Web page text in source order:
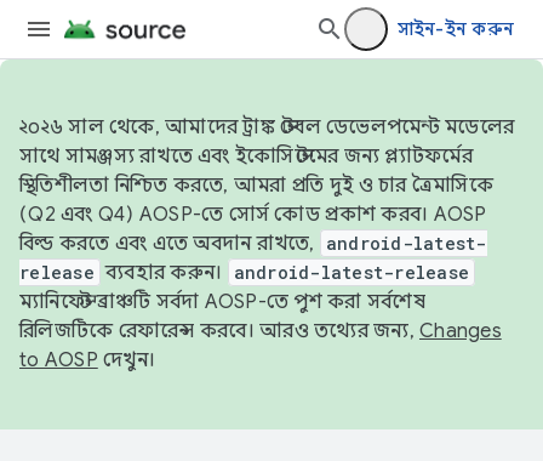
সাইন-ইন করুন
২০২৬ সাল থেকে, আমাদের ট্রাঙ্ক স্টেবল ডেভেলপমেন্ট মডেলের
সাথে সামঞ্জস্য রাখতে এবং ইকোসিস্টেমের জন্য প্ল্যাটফর্মের
স্থিতিশীলতা নিশ্চিত করতে, আমরা প্রতি দুই ও চার ত্রৈমাসিকে
(Q2 এবং Q4) AOSP-তে সোর্স কোড প্রকাশ করব। AOSP
বিল্ড করতে এবং এতে অবদান রাখতে,
android-latest-
release ব্যবহার করুন। android-latest-release
ম্যানিফেস্ট ব্রাঞ্চটি সর্বদা AOSP-তে পুশ করা সর্বশেষ
রিলিজটিকে রেফারেন্স করবে। আরও তথ্যের জন্য, Changes
to AOSP দেখুন।